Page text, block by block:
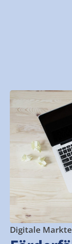
Digitale